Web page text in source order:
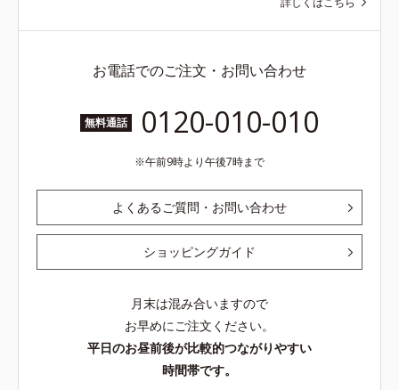
お電話でのご注文・お問い合わせ
無料通話 0120-010-010
午前9時より午後7時まで
よくあるご質問・お問い合わせ
ショッピングガイド
月末は混み合いますので
お早めにご注文ください。
平日のお昼前後が比較的つながりやすい
時間帯です。